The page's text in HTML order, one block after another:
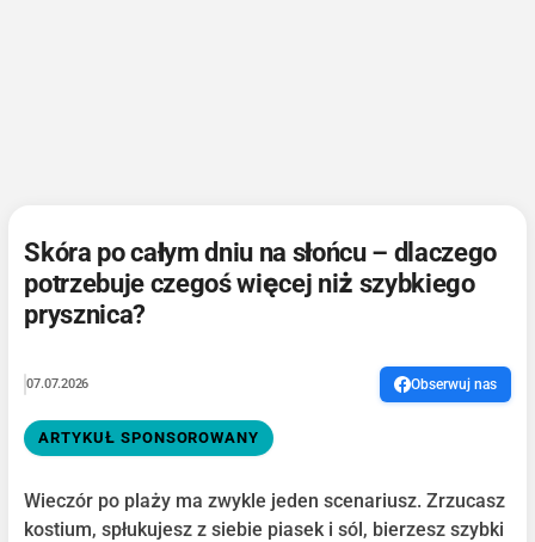
Skóra po całym dniu na słońcu – dlaczego
potrzebuje czegoś więcej niż szybkiego
prysznica?
07.07.2026 Obserwuj nas
ARTYKUŁ SPONSOROWANY
Wieczór po plaży ma zwykle jeden scenariusz. Zrzucasz
kostium, spłukujesz z siebie piasek i sól, bierzesz szybki